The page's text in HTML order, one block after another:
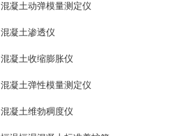
混凝土动弹模量测定仪
混凝土渗透仪
混凝土收缩膨胀仪
混凝土弹性模量测定仪
混凝土维勃稠度仪